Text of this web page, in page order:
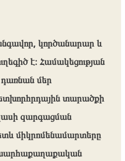
կործանարար և
է։ Համակեցության
մեր
տարածքի
զարգացման
միկրոմենամարտերը